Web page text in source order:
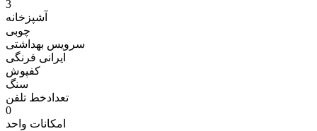
3
آشپزخانه
چوبی
سرویس بهداشتی
ایرانی فرنگی
کفپوش
سنگ
تعدادخط تلفن
0
امکانات واحد